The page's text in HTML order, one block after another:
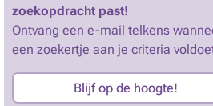
zoekopdracht past!
Ontvang een e-mail telkens
een zoekertje aan je criteria
Blijf op de hoogte!